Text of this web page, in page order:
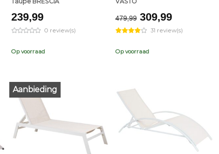
239,99
0 review(s)
Op voorraad
479,99 Original
price
was:
€479,99.
309,99Current
price
is:
31 review(s)
Op voorraad
Aanbieding